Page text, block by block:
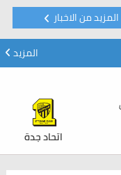
المزيد من الاخبار
المزيد
اتحاد جدة